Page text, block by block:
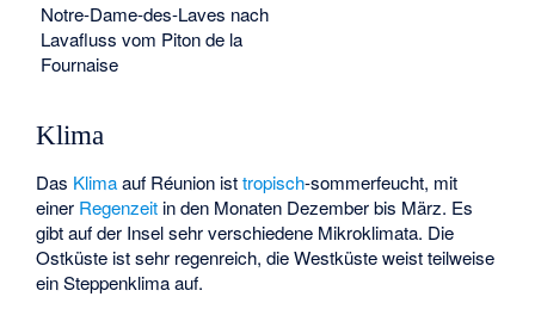
Notre-Dame-des-Laves nach
Lavafluss vom Piton de la
Fournaise
Klima
Das Klimaauf Réunion isttropisch-sommerfeucht, mit
einer Regenzeit in den Monaten Dezember bis März. Es
gibt auf der Insel sehr verschiedene Mikroklimata. Die
Ostküste ist sehr regenreich, die Westküste weist teilweise
ein Steppenklima auf.